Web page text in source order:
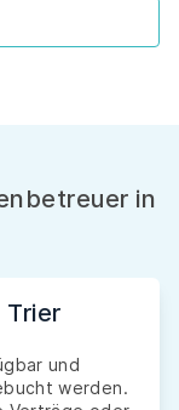
in
und
werden.